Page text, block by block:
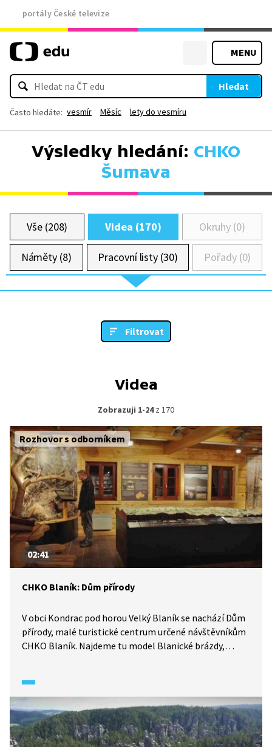
portály České televize
MENU
Hledat
Často hledáte: vesmír Měsíc lety do vesmíru
Výsledky hledání: CHKO
Šumava
Vše (208) Videa (170) Okruhy (0)
Náměty (8) Pracovní listy (30) Pořady (0)
Filtrovat
Videa
Zobrazuji 1-24z 170
Rozhovor s odborníkem
02:41
CHKO Blaník: Dům přírody
V obci Kondrac pod horou Velký Blaník se nachází Dům
přírody, malé turistické centrum určené návštěvníkům
CHKO Blaník. Najdeme tu model Blanické brázdy,
Louňovic...